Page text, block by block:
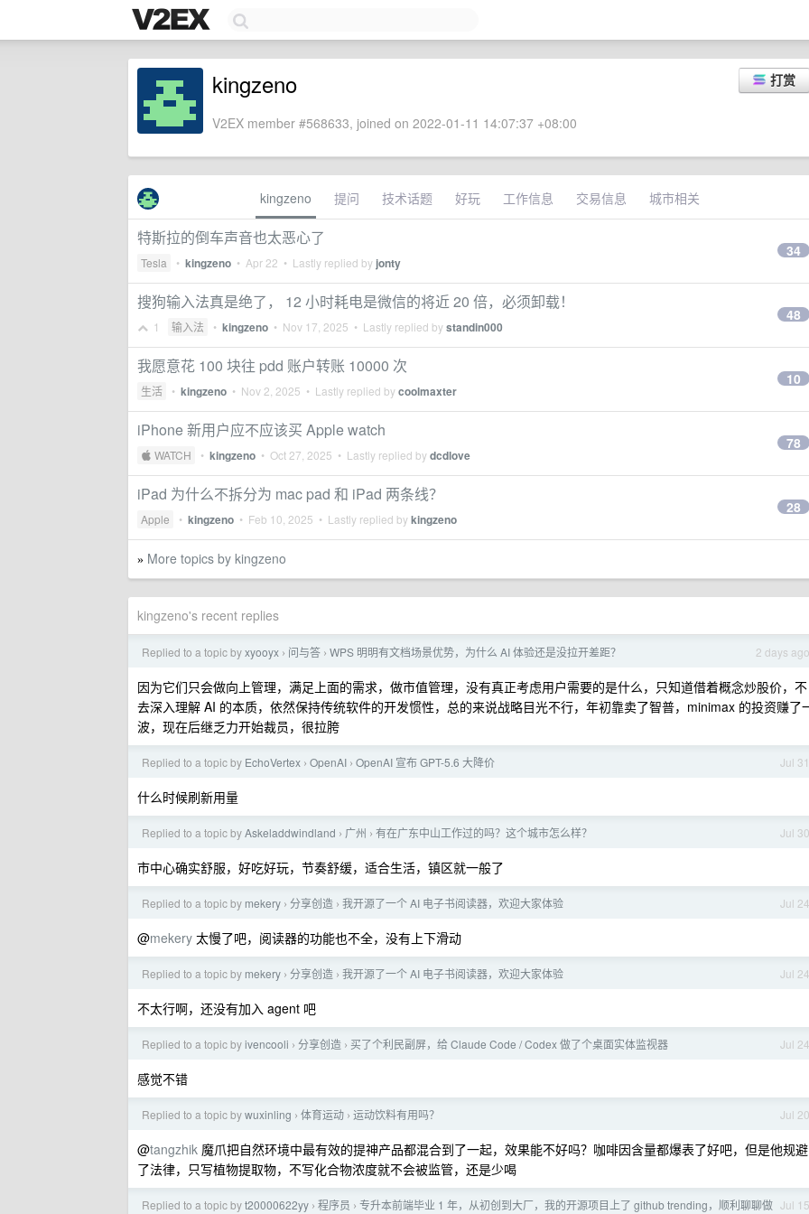
打赏
kingzeno
V2EX member #568633, joined on 2022-01-11 14:07:37 +08:00
kingzeno 提问 技术话题 好玩 工作信息 交易信息 城市相关
特斯拉的倒车声音也太恶心了
Tesla • kingzeno • Apr 22 • Lastly replied by jonty
34
搜狗输入法真是绝了， 12 小时耗电是微信的将近 20 倍，必须卸载！
1 输入法 • kingzeno • Nov 17, 2025 • Lastly replied bystandin000
48
我愿意花 100 块往 pdd 账户转账 10000 次
生活 • kingzeno • Nov 2, 2025 • Lastly replied bycoolmaxter
10
iPhone 新用户应不应该买 Apple watch
 WATCH • kingzeno • Oct 27, 2025 • Lastly replied bydcdlove
78
iPad 为什么不拆分为 mac pad 和 iPad 两条线？
Apple • kingzeno • Feb 10, 2025 • Lastly replied bykingzeno
28
» More topics by kingzeno
kingzeno's recent replies
2 days ago
Replied to a topic byxyooyx › 问与答 › WPS 明明有文档场景优势，为什么 AI 体验还是没拉开差距？
因为它们只会做向上管理，满足上面的需求，做市值管理，没有真正考虑用户需要的是什么，只知道借着概念炒股价，不
去深入理解 AI 的本质，依然保持传统软件的开发惯性，总的来说战略目光不行，年初靠卖了智普，minimax 的投资赚了
波，现在后继乏力开始裁员，很拉胯
Jul 31
Replied to a topic by EchoVertex › OpenAI › OpenAI 宣布 GPT-5.6 大降价
什么时候刷新用量
Jul 30
Replied to a topic byAskeladdwindland › 广州 › 有在广东中山工作过的吗？这个城市怎么样？
市中心确实舒服，好吃好玩，节奏舒缓，适合生活，镇区就一般了
Jul 24
Replied to a topic by mekery › 分享创造 › 我开源了一个 AI 电子书阅读器，欢迎大家体验
@mekery 太慢了吧，阅读器的功能也不全，没有上下滑动
Jul 24
Replied to a topic by mekery › 分享创造 › 我开源了一个 AI 电子书阅读器，欢迎大家体验
不太行啊，还没有加入 agent 吧
Jul 24
Replied to a topic byivencooli › 分享创造 › 买了个利民副屏，给 Claude Code / Codex 做了个桌面实体监视器
感觉不错
Jul 20
Replied to a topic bywuxinling › 体育运动 › 运动饮料有用吗？
@tangzhik 魔爪把自然环境中最有效的提神产品都混合到了一起，效果能不好吗？咖啡因含量都爆表了好吧，但是他规避
了法律，只写植物提取物，不写化合物浓度就不会被监管，还是少喝
Jul 15
Replied to a topic byt20000622yy › 程序员 › 专升本前端毕业 1 年，从初创到大厂，我的开源项目上了 github trending，顺利聊聊做